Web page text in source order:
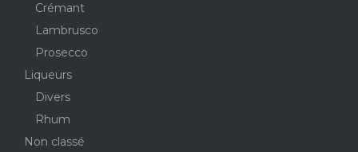
Crémant
Lambrusco
Prosecco
Liqueurs
Divers
Rhum
Non classé